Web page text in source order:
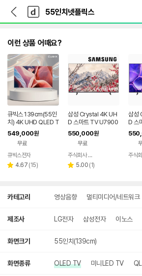
다
나
와
가
다
와
인
이런 상품 어때요?
큐빅스 139cm(55인
치) 4K UHD QLED T
V 화이트 구글 스마트
티비 에너지1등급 고화
549,000원
무료
페이
큐빅스전자
별 4.67 리
(15)
삼성 Crystal 4K UH
D 스마트 TV U7900
138cm(55인치), 스
탠드
550,000원
무료
주식회사 티에스글로벌 TS
별 5.00 리
(1)
삼성
D 스
탠드
카테고리 영상음향 멀티미디어/네트워크
제조사 LG전자 삼성전자 이노스
화면크기 55인치(139cm)
화면종류 OLED TV 미니LED TV